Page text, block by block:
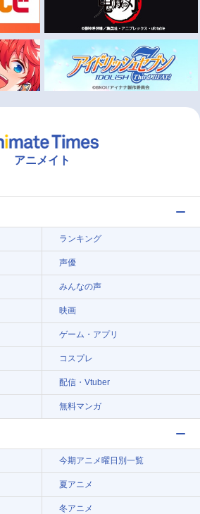
アニメイト
ランキング
声優
みんなの声
映画
ゲーム・アプリ
コスプレ
配信・Vtuber
無料マンガ
今期アニメ曜日別一覧
夏アニメ
冬アニメ